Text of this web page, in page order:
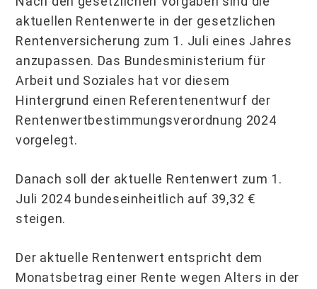
aktuellen Rentenwerte in der gesetzlichen
Rentenversicherung zum 1. Juli eines Jahres
anzupassen. Das Bundesministerium für
Arbeit und Soziales hat vor diesem
Hintergrund einen Referentenentwurf der
Rentenwertbestimmungsverordnung 2024
vorgelegt.
Danach soll der aktuelle Rentenwert zum 1.
Juli 2024 bundeseinheitlich auf 39,32 €
steigen.
Der aktuelle Rentenwert entspricht dem
Monatsbetrag einer Rente wegen Alters in der